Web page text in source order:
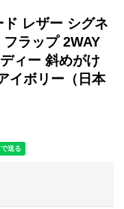
ド レザー シグネ
ラップ 2WAY
ィー 斜めがけ
イボリー（日本